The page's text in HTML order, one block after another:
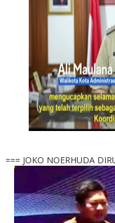
=== JOKO NOERHUDA